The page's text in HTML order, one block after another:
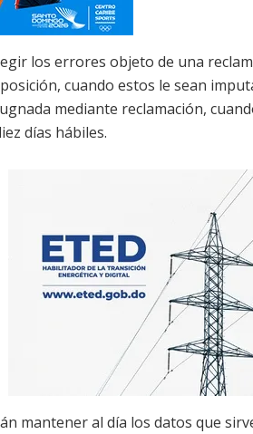
los errores objeto de una
cuando estos le sean
mediante reclamación,
días hábiles.
mantener al día los datos que